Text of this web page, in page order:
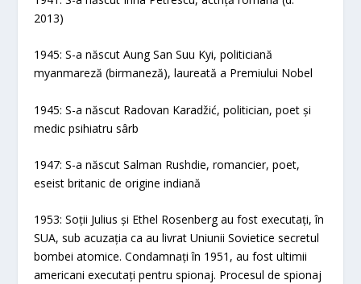
2013)
1945: S-a născut Aung San Suu Kyi, politiciană
myanmareză (birmaneză), laureată a Premiului Nobel
1945: S-a născut Radovan Karadžić, politician, poet și
medic psihiatru sârb
1947: S-a născut Salman Rushdie, romancier, poet,
eseist britanic de origine indiană
1953: Soții Julius și Ethel Rosenberg au fost executați, în
SUA, sub acuzația ca au livrat Uniunii Sovietice secretul
bombei atomice. Condamnați în 1951, au fost ultimii
americani executați pentru spionaj. Procesul de spionaj